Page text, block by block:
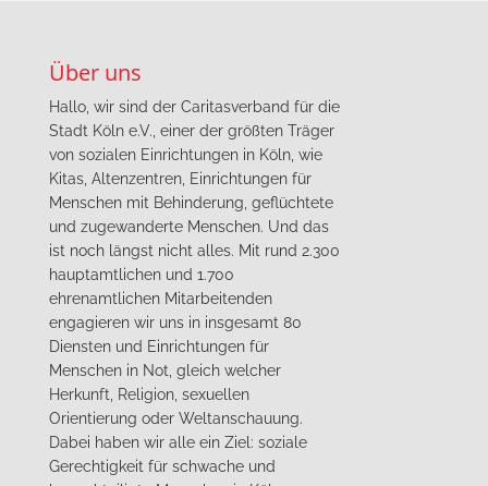
Über uns
Hallo, wir sind der Caritasverband für die
Stadt Köln e.V., einer der größten Träger
von sozialen Einrichtungen in Köln, wie
Kitas, Altenzentren, Einrichtungen für
Menschen mit Behinderung, geflüchtete
und zugewanderte Menschen. Und das
ist noch längst nicht alles. Mit rund 2.300
hauptamtlichen und 1.700
ehrenamtlichen Mitarbeitenden
engagieren wir uns in insgesamt 80
Diensten und Einrichtungen für
Menschen in Not, gleich welcher
Herkunft, Religion, sexuellen
Orientierung oder Weltanschauung.
Dabei haben wir alle ein Ziel: soziale
Gerechtigkeit für schwache und